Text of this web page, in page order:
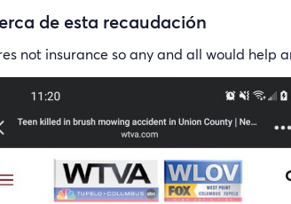
de esta recaudación
not insurance so any and all would help